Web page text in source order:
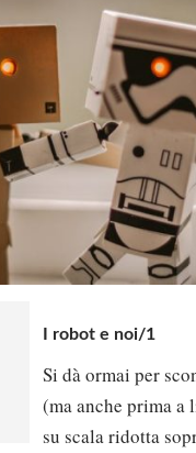
I robot e noi/1
Si dà ormai per
(ma anche prima a
su scala ridotta